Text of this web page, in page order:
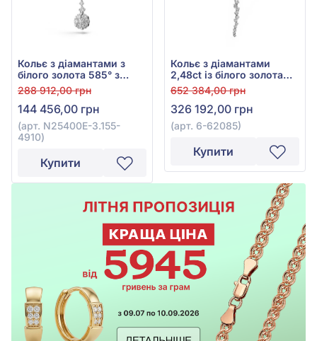
Кольє з діамантами з
білого золота 585° з
діамантом 1,52ct, арт.
N25400E-3.155-4910
288 912,00 грн
144 456,00 грн
(арт. N25400E-3.155-
4910)
Купити
Кольє з діамантами
2,48ct із білого золота
585°, арт. 6-62085
652 384,00 грн
326 192,00 грн
(арт. 6-62085)
Купити